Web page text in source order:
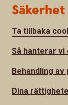
Ta tillbaka
Så hanterar vi
Behandling
Dina